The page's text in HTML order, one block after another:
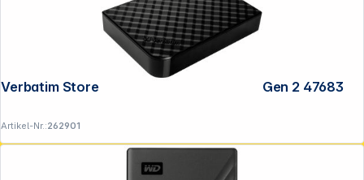
Verbatim Store n Save 3,5" 2TB USB 3.0 Gen 2 47683
Artikel-Nr.:262901